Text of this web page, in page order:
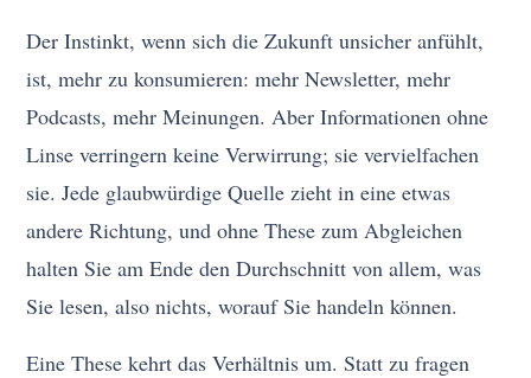
Der Instinkt, wenn sich die Zukunft unsicher anfühlt,
ist, mehr zu konsumieren: mehr Newsletter, mehr
Podcasts, mehr Meinungen. Aber Informationen ohne
Linse verringern keine Verwirrung; sie vervielfachen
sie. Jede glaubwürdige Quelle zieht in eine etwas
andere Richtung, und ohne These zum Abgleichen
halten Sie am Ende den Durchschnitt von allem, was
Sie lesen, also nichts, worauf Sie handeln können.
Eine These kehrt das Verhältnis um. Statt zu fragen